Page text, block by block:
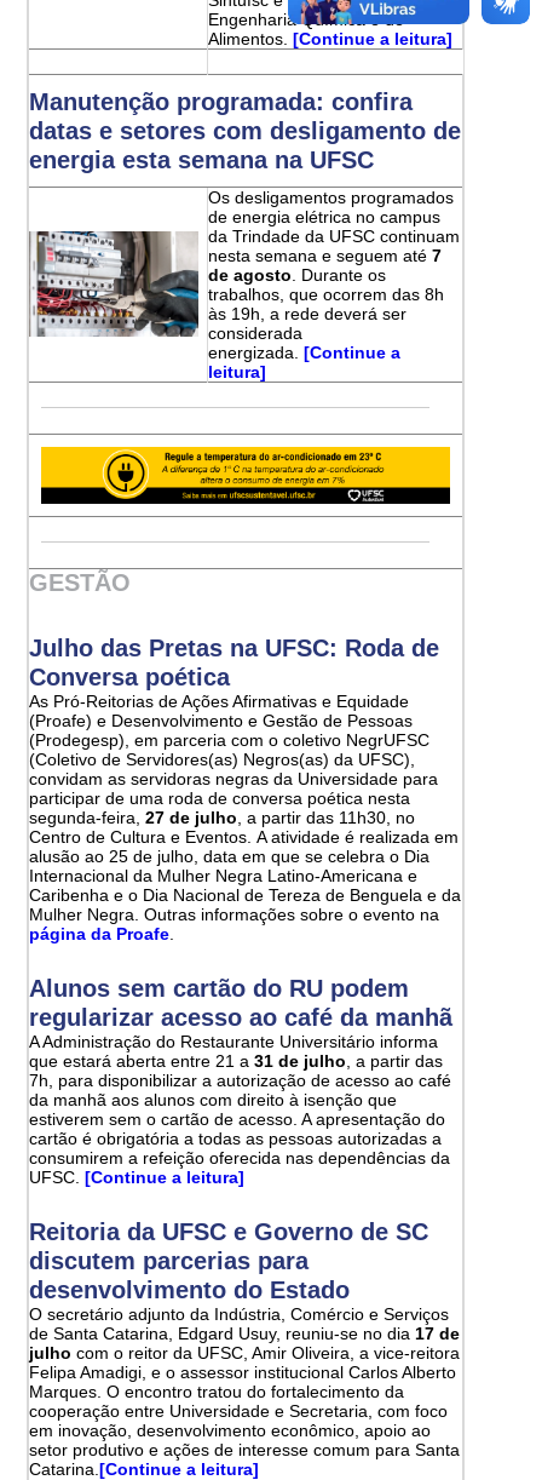
Engenharia Química e de
Alimentos. [Continue a leitura]
Manutenção programada: confira
datas e setores com desligamento de
energia esta semana na UFSC
Os desligamentos programados
de energia elétrica no campus
da Trindade da UFSC continuam
nesta semana e seguem até7
de agosto . Durante os
trabalhos, que ocorrem das 8h
às 19h, a rede deverá ser
considerada
energizada.[Continue a
leitura]
GESTÃO
Julho das Pretas na UFSC: Roda de
Conversa poética
As Pró-Reitorias de Ações Afirmativas e Equidade
(Proafe) e Desenvolvimento e Gestão de Pessoas
(Prodegesp), em parceria com o coletivo NegrUFSC
(Coletivo de Servidores(as) Negros(as) da UFSC),
convidam as servidoras negras da Universidade para
participar de uma roda de conversa poética nesta
segunda-feira,27 de julho , a partir das 11h30, no
Centro de Cultura e Eventos. A atividade é realizada em
alusão ao 25 de julho, data em que se celebra o Dia
Internacional da Mulher Negra Latino-Americana e
Caribenha e o Dia Nacional de Tereza de Benguela e da
Mulher Negra. Outras informações sobre o evento na
página da Proafe
Alunos sem cartão do RU podem
regularizar acesso ao café da manhã
A Administração do Restaurante Universitário informa
que estará aberta entre 21 a31 de julho , a partir das
7h, para disponibilizar a autorização de acesso ao café
da manhã aos alunos com direito à isenção que
estiverem sem o cartão de acesso. A apresentação do
cartão é obrigatória a todas as pessoas autorizadas a
consumirem a refeição oferecida nas dependências da
UFSC. [Continue a leitura]
Reitoria da UFSC e Governo de SC
discutem parcerias para
desenvolvimento do Estado
O secretário adjunto da Indústria, Comércio e Serviços
de Santa Catarina, Edgard Usuy, reuniu-se no dia 17 de
julho com o reitor da UFSC, Amir Oliveira, a vice-reitora
Felipa Amadigi, e o assessor institucional Carlos Alberto
Marques. O encontro tratou do fortalecimento da
cooperação entre Universidade e Secretaria, com foco
em inovação, desenvolvimento econômico, apoio ao
setor produtivo e ações de interesse comum para Santa
Catarina.[Continue a leitura]